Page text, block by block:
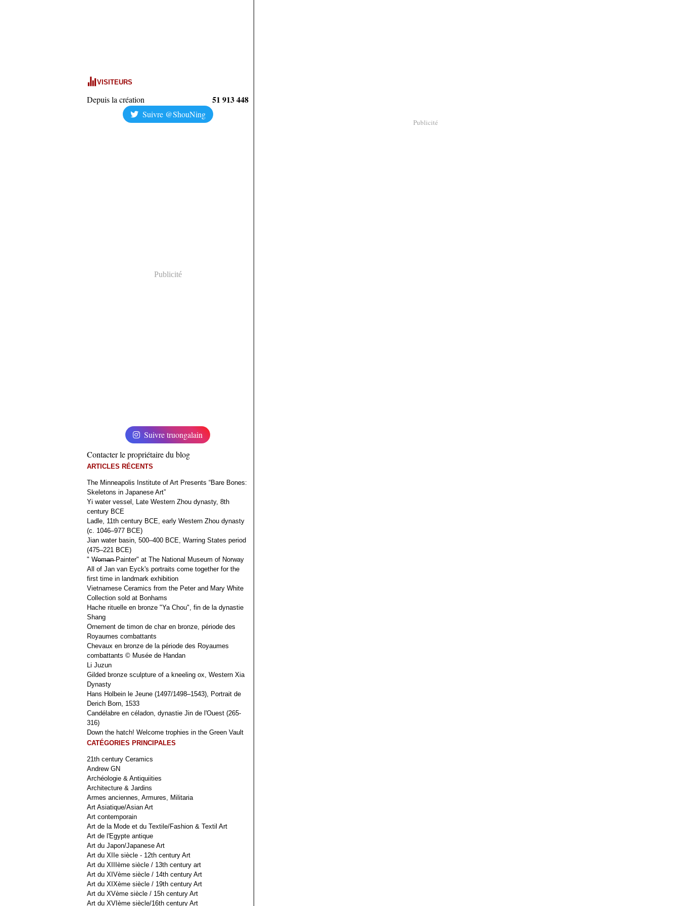
VISITEURS
Depuis la création 51 913 448
Suivre @ShouNing
Publicité
Suivre truongalain
Contacter le propriétaire du blog
ARTICLES RÉCENTS
The Minneapolis Institute of Art Presents “Bare Bones:
Skeletons in Japanese Art”
Yi water vessel, Late Western Zhou dynasty, 8th
century BCE
Ladle, 11th century BCE, early Western Zhou dynasty
(c. 1046–977 BCE)
Jian water basin, 500–400 BCE, Warring States period
(475–221 BCE)
" W̶o̶m̶a̶n̶ Painter" at The National Museum of Norway
All of Jan van Eyck's portraits come together for the
first time in landmark exhibition
Vietnamese Ceramics from the Peter and Mary White
Collection sold at Bonhams
Hache rituelle en bronze "Ya Chou", fin de la dynastie
Shang
Ornement de timon de char en bronze, période des
Royaumes combattants
Chevaux en bronze de la période des Royaumes
combattants © Musée de Handan
Li Juzun
Gilded bronze sculpture of a kneeling ox, Western Xia
Dynasty
Hans Holbein le Jeune (1497/1498–1543), Portrait de
Derich Born, 1533
Candélabre en céladon, dynastie Jin de l'Ouest (265-
316)
Down the hatch! Welcome trophies in the Green Vault
CATÉGORIES PRINCIPALES
21th century Ceramics
Andrew GN
Archéologie & Antiquiities
Architecture & Jardins
Armes anciennes, Armures, Militaria
Art Asiatique/Asian Art
Art contemporain
Art de la Mode et du Textile/Fashion & Textil Art
Art de l'Egypte antique
Art du Japon/Japanese Art
Art du XIIe siècle - 12th century Art
Art du XIIIème siècle / 13th century art
Art du XIVème siècle / 14th century Art
Art du XIXème siècle / 19th century Art
Art du XVème siècle / 15h century Art
Art du XVIème siècle/16th century Art
Publicité